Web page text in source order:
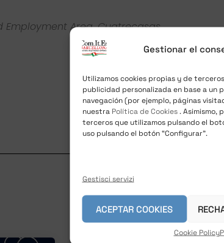
Gestionar el
Utilizamos cookies propias y de
publicidad personalizada en base a un
navegación (por ejemplo, páginas
nuestra Política de Cookies. Asimismo,
terceros que utilizamos pulsando el
uso pulsando el botón “Configurar”.
Gestisci servizi
ACEPTAR COOKIES
Cookie Policy
Area, Cuatrecasas
ALTRE NOTIZIE